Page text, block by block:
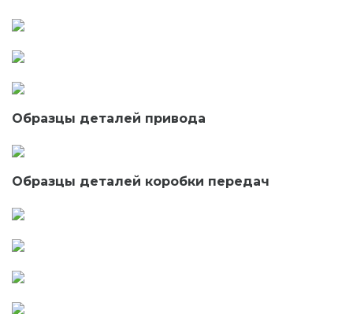
Образцы деталей привода
Образцы деталей коробки передач